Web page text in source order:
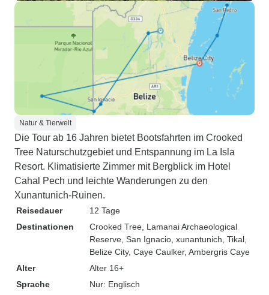
Natur & Tierwelt
Die Tour ab 16 Jahren bietet Bootsfahrten im Crooked
Tree Naturschutzgebiet und Entspannung im La Isla
Resort. Klimatisierte Zimmer mit Bergblick im Hotel
Cahal Pech und leichte Wanderungen zu den
Xunantunich-Ruinen.
Reisedauer
12 Tage
Destinationen
Crooked Tree , Lamanai Archaeological
Reserve , San Ignacio , xunantunich , Tikal
Belize City, Caye Caulker, Ambergris Caye
Alter
Alter 16+
Sprache
Nur: Englisch